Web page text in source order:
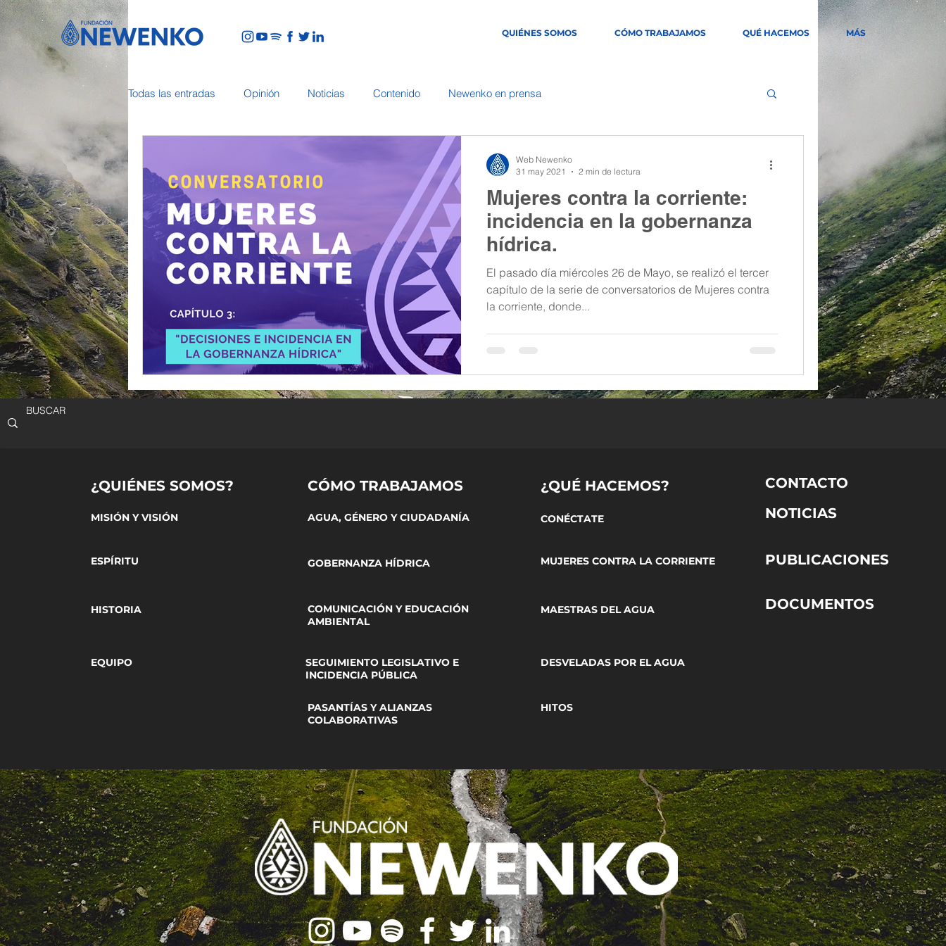
QUIÉNES SOMOS CÓMO TRABAJAMOS QUÉ HACEMOS MÁS
Todas las entradas Opinión Noticias Contenido Newenko en prensa
Mujeres contra la corriente:
incidencia en la gobernanza
hídrica.
El pasado día miércoles 26 de Mayo, se realizó el tercer
capítulo de la serie de conversatorios de Mujeres contra
la corriente, donde...
Web Newenko
31 may 2021
2 min de lectura
¿QUIÉNES SOMOS?
MISIÓN Y VISIÓN
ESPÍRITU
HISTORIA
EQUIPO
CÓMO TRABAJAMOS
AGUA, GÉNERO Y CIUDADANÍA
GOBERNANZA HÍDRICA
COMUNICACIÓN Y EDUCACIÓN
AMBIENTAL
SEGUIMIENTO LEGISLATIVO E
INCIDENCIA PÚBLICA
PASANTÍAS Y ALIANZAS
COLABORATIVAS
¿QUÉ HACEMOS?
CONÉCTATE
MUJERES CONTRA LA CORRIENTE
MAESTRAS DEL AGUA
CONTACTO
NOTICIAS
PUBLICACIONES
DOCUMENTOS
DESVELADAS POR EL AGUA
HITOS